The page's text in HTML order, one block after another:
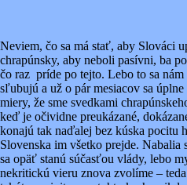
Neviem, čo sa má stať, aby Slováci
chrapúnsky, aby neboli pasívni, ba
čo raz príde po tejto. Lebo to sa
sľubujú a už o pár mesiacov sa
miery, že sme svedkami
keď je očividne preukázané,
konajú tak naďalej bez kúska pocitu
Slovenska im všetko prejde.
sa opäť stanú súčasťou vlády, lebo
nekritickú vieru znova zvolíme –